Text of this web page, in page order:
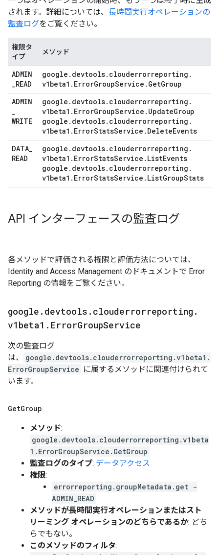
されます。詳細については、 長時間実行オペレーションの
監査ログをご覧ください。
権限タ
イプ
メソッド
ADMIN
_READ
google . devtools. clouderrorreporting .
v1beta1 . ErrorGroupService . GetGroup
ADMIN
_
WRITE
google . devtools. clouderrorreporting .
v1beta1 . ErrorGroupService . UpdateGroup
google . devtools. clouderrorreporting .
v1beta1 . ErrorStatsService . DeleteEvents
DATA_
READ
google . devtools. clouderrorreporting .
v1beta1 . ErrorStatsService . ListEvents
google . devtools. clouderrorreporting .
v1beta1 . ErrorStatsService . ListGroupStats
API インターフェースの監査ログ
各メソッドで評価される権限と評価方法については、
Identity and Access Management のドキュメントで Error
Reporting の情報をご覧ください。
google . devtools . clouderrorreporting .
v1beta1 . ErrorGroupService
次の監査ログ
は、
google.devtools.clouderrorreporting.v1beta1.
ErrorGroupService に属するメソッドに関連付けられて
います。
GetGroup
メソッド:
google.devtools.clouderrorreporting.v1beta
1.ErrorGroupService.GetGroup
監査ログのタイプ: データアクセス
権限:
errorreporting.groupMetadata.get -
ADMIN_READ
メソッドが長時間実行オペレーションまたはスト
リーミング オペレーションのどちらであるか: どち
らでもない。
このメソッドのフィルタ: